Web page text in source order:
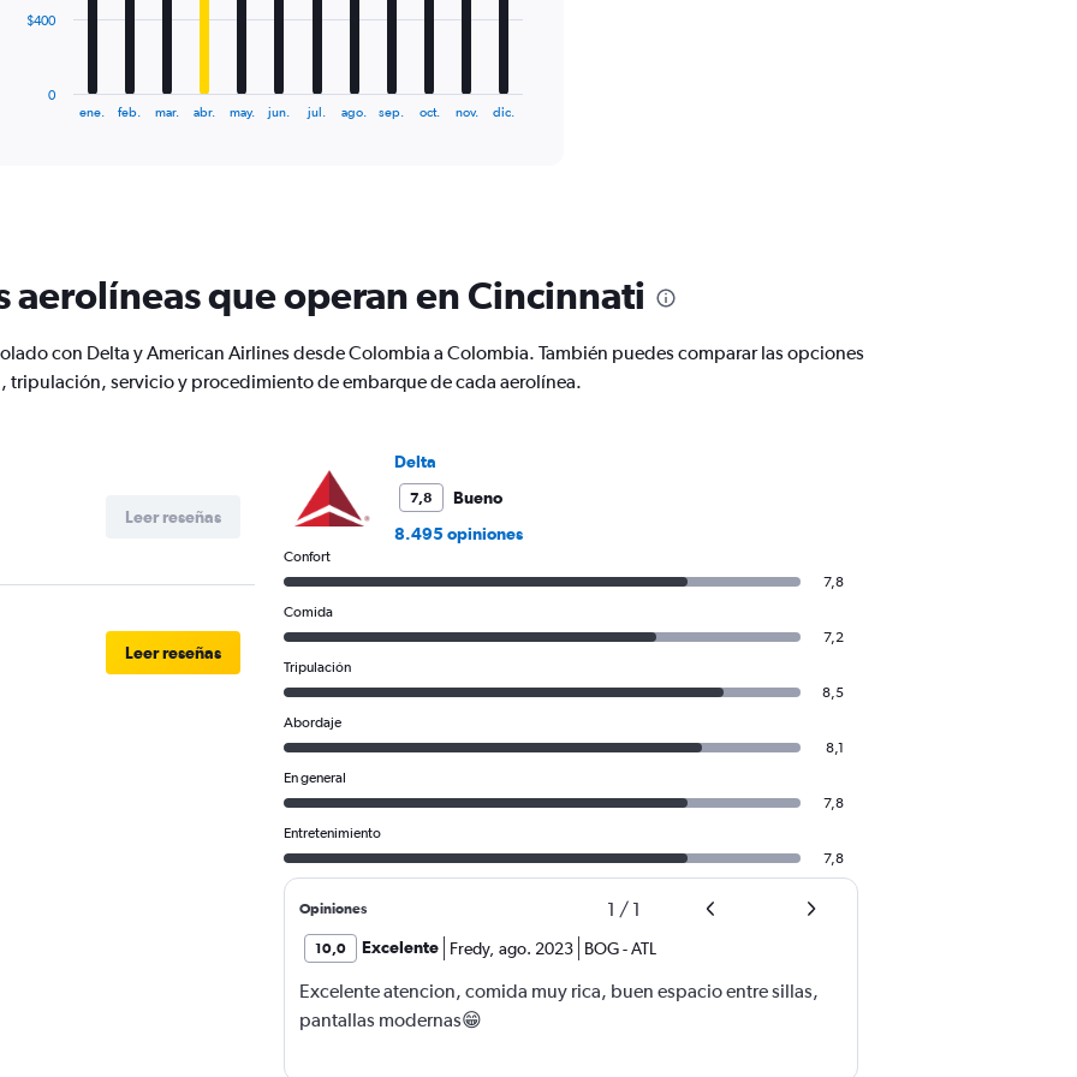
The
chart
has
Y
axis
ene. feb. mar. abr. may. jun. jul. ago. sep. oct. nov. dic.
0
$400
aerolíneas que operan en Cincinnati
con Delta y American Airlines desde Colombia a Colombia. También puedes comparar las opciones
servicio y procedimiento de embarque de cada aerolínea.
Leer reseñas
Leer reseñas
Delta
7,8
Bueno
8.495 opiniones
Confort
7,8
Comida
7,2
Tripulación
8,5
Abordaje
8,1
En general
7,8
Entretenimiento
7,8
Opiniones 1 / 1
10,0 Excelente Fredy, ago. 2023 BOG-ATL
Excelente atencion, comida muy rica, buen espacio entre sillas,
pantallas modernas😁